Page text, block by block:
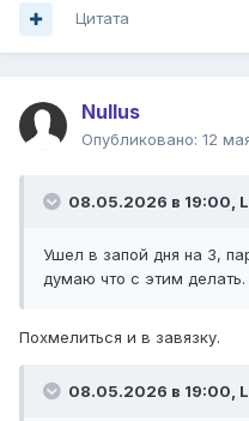
Цитата
Nullus
Опубликовано: 12
08.05.2026 в 19:00,
Ушел в запой дня на 3,
думаю что с этим делать.
Похмелиться и в завязку.
08.05.2026 в 19:00,